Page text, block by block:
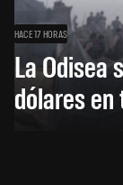
HACE 17 HORAS
La Odisea
dólares